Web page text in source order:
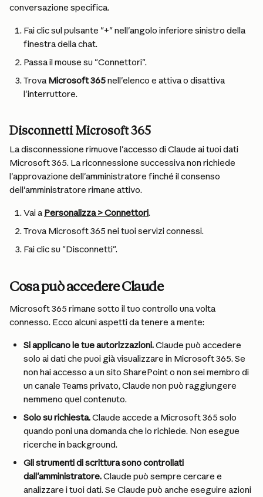
conversazione specifica.
Fai clic sul pulsante "+" nell'angolo inferiore sinistro della
finestra della chat.
Passa il mouse su "Connettori".
Trova Microsoft 365 nell'elenco e attiva o disattiva
l'interruttore.
Disconnetti Microsoft 365
La disconnessione rimuove l'accesso di Claude ai tuoi dati
Microsoft 365. La riconnessione successiva non richiede
l'approvazione dell'amministratore finché il consenso
dell'amministratore rimane attivo.
Vai a Personalizza > Connettori.
Trova Microsoft 365 nei tuoi servizi connessi.
Fai clic su "Disconnetti".
Cosa può accedere Claude
Microsoft 365 rimane sotto il tuo controllo una volta
connesso. Ecco alcuni aspetti da tenere a mente:
Si applicano le tue autorizzazioni. Claude può accedere
solo ai dati che puoi già visualizzare in Microsoft 365. Se
non hai accesso a un sito SharePoint o non sei membro di
un canale Teams privato, Claude non può raggiungere
nemmeno quel contenuto.
Solo su richiesta. Claude accede a Microsoft 365 solo
quando poni una domanda che lo richiede. Non esegue
ricerche in background.
Gli strumenti di scrittura sono controllati
dall'amministratore. Claude può sempre cercare e
analizzare i tuoi dati. Se Claude può anche eseguire azioni